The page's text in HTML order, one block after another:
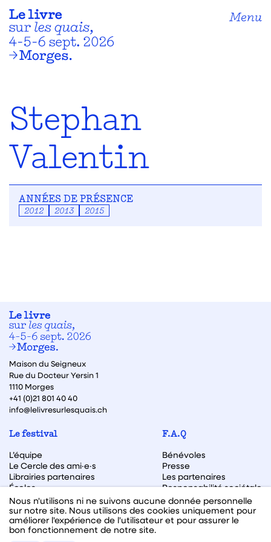
Menu
Stephan
Valentin
ANNÉES DE PRÉSENCE
2012 2013 2015
Maison du Seigneux
Rue du Docteur Yersin 1
1110 Morges
+41 (0)21 801 40 40
info@lelivresurlesquais.ch
Le festival
L’équipe
Le Cercle des ami·e·s
Librairies partenaires
Écoles
F.A.Q
Bénévoles
Presse
Les partenaires
Responsabilité sociétale
Archive des éditions
Archive des autrices et auteurs
Nous n'utilisons ni ne suivons aucune donnée personnelle
sur notre site. Nous utilisons des cookies uniquement pour
améliorer l'expérience de l'utilisateur et pour assurer le
bon fonctionnement de notre site.